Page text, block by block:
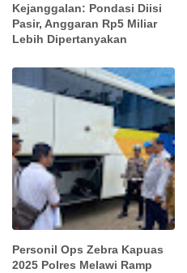
Kejanggalan: Pondasi Diisi
Pasir, Anggaran Rp5 Miliar
Lebih Dipertanyakan
Personil Ops Zebra Kapuas
2025 Polres Melawi Ramp